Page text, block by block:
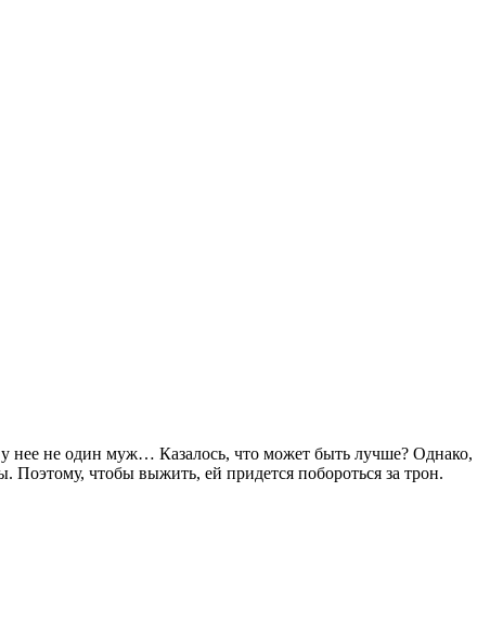
нее не один муж… Казалось, что может быть лучше? Однако,
чтобы выжить, ей придется побороться за трон.